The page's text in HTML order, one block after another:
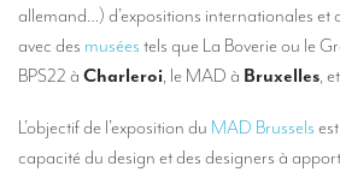
Des interprètes au niveau européen
Interprétation simultanée en cabine
Interprétation simultanée pour petits groupes
allemand…) d’expositions internationales
avec des musées tels que La Boverie ou le
BPS22 à Charleroi, le MAD à Bruxelles,
L’objectif de l’exposition du MAD Brussels
capacité du design et des designers à